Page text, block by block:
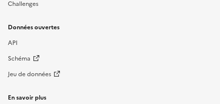
Challenges
Données ouvertes
API
Schéma
Jeu de données
En savoir plus